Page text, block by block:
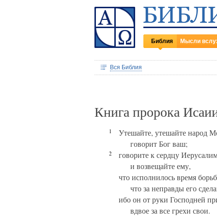
Библия Мысли
Вся Библия
Книга пророка
1
Утешайте, утешайте народ
говорит Бог ваш;
2
говорите к сердцу
и возвещайте ему,
что исполнилось время
что за неправды его
ибо он от руки Господней
вдвое за все грехи свои.